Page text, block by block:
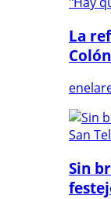
La
Sin